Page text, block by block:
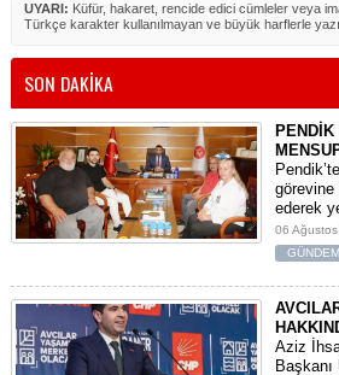
UYARI: Küfür, hakaret, rencide edici cümleler veya
Türkçe karakter kullanılmayan ve büyük harflerle
SON DAKİKA
görevine
ederek
06
GÜNDEM
​Aziz